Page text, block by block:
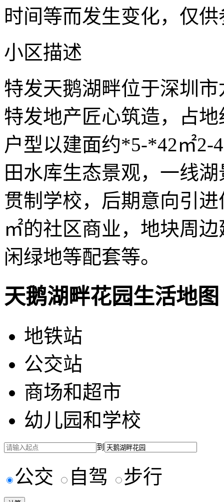
时间等而发生变化，仅
小区描述
特发天鹅湖畔位于深圳
特发地产匠心筑造，占
户型以建面约*5-*42㎡2-
田水库生态景观，一线
贯制学校，后期意向引
㎡的社区商业，地块周
闲绿地等配套等。
天鹅湖畔花园生活地图
地铁站
公交站
商场和超市
幼儿园和学校
到
公交 自驾 步行